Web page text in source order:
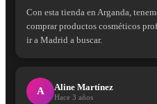
Con esta tienda en Arganda,
comprar productos cosméticos
ir a Madrid a buscar.
A Aline Martínez
Hace 3 años